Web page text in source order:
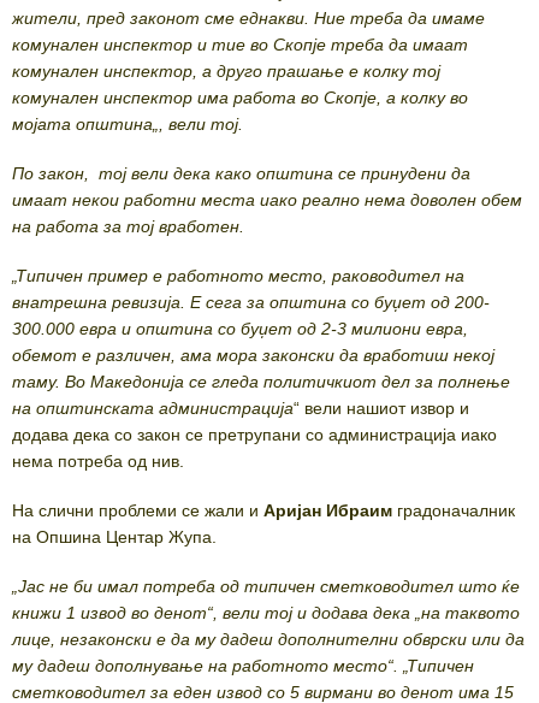
жители, пред законот сме еднакви. Ние треба да имаме
комунален инспектор и тие во Скопје треба да имаат
комунален инспектор, а друго прашање е колку тој
комунален инспектор има работа во Скопје, а колку во
мојата општина„, вели тој.
По закон, тој вели дека како општина се принудени да
имаат некои работни места иако реално нема доволен обем
на работа за тој вработен.
„Типичен пример е работното место, раководител на
внатрешна ревизија. Е сега за општина со буџет од 200-
300.000 евра и општина со буџет од 2-3 милиони евра,
обемот е различен, ама мора законски да вработиш некој
таму. Во Македонија се гледа политичкиот дел за полнење
на општинската администрација“ вели нашиот извор и
додава дека со закон се претрупани со администрација иако
нема потреба од нив.
На слични проблеми се жали и Аријан Ибраим градоначалник
на Опшина Центар Жупа.
„Јас не би имал потреба од типичен сметководител што ќе
книжи 1 извод во денот“, вели тој и додава дека „на таквото
лице, незаконски е да му дадеш дополнителни обврски или да
му дадеш дополнување на работното место“. „Типичен
сметководител за еден извод со 5 вирмани во денот има 15